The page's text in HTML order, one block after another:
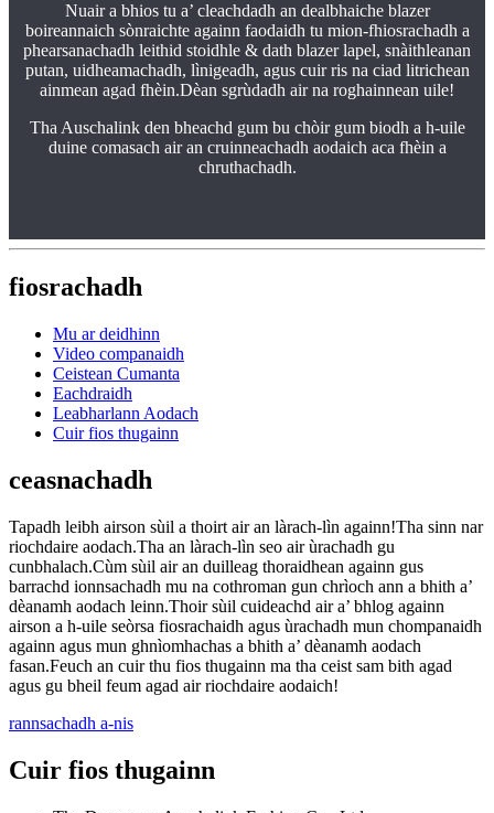
Nuair a bhios tu a’ cleachdadh an dealbhaiche blazer
boireannaich sònraichte againn faodaidh tu mion-fhiosrachadh a
phearsanachadh leithid stoidhle & dath blazer lapel, snàithleanan
putan, uidheamachadh, lìnigeadh, agus cuir ris na ciad litrichean
ainmean agad fhèin.Dèan sgrùdadh air na roghainnean uile!
Tha Auschalink den bheachd gum bu chòir gum biodh a h-uile
duine comasach air an cruinneachadh aodaich aca fhèin a
chruthachadh.
fiosrachadh
Mu ar deidhinn
Video companaidh
Ceistean Cumanta
Eachdraidh
Leabharlann Aodach
Cuir fios thugainn
ceasnachadh
Tapadh leibh airson sùil a thoirt air an làrach-lìn againn!Tha sinn nar
riochdaire aodach.Tha an làrach-lìn seo air ùrachadh gu
cunbhalach.Cùm sùil air an duilleag thoraidhean againn gus
barrachd ionnsachadh mu na cothroman gun chrìoch ann a bhith a’
dèanamh aodach leinn.Thoir sùil cuideachd air a’ bhlog againn
airson a h-uile seòrsa fiosrachaidh agus ùrachadh mun chompanaidh
againn agus mun ghnìomhachas a bhith a’ dèanamh aodach
fasan.Feuch an cuir thu fios thugainn ma tha ceist sam bith agad
agus gu bheil feum agad air riochdaire aodaich!
rannsachadh a-nis
Cuir fios thugainn